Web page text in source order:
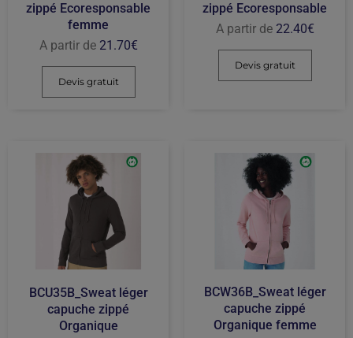
zippé Ecoresponsable
femme
A partir de 21.70€
Devis gratuit
zippé Ecoresponsable
A partir de 22.40€
Devis gratuit
BCU35B_Sweat léger
capuche zippé
Organique
BCW36B_Sweat léger
capuche zippé
Organique femme